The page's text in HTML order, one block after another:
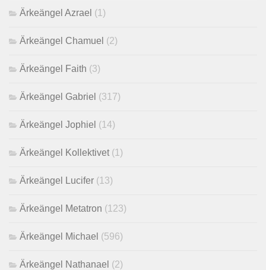
Ärkeängel Azrael (1)
Ärkeängel Chamuel (2)
Ärkeängel Faith (3)
Ärkeängel Gabriel (317)
Ärkeängel Jophiel (14)
Ärkeängel Kollektivet (1)
Ärkeängel Lucifer (13)
Ärkeängel Metatron (123)
Ärkeängel Michael (596)
Ärkeängel Nathanael (2)